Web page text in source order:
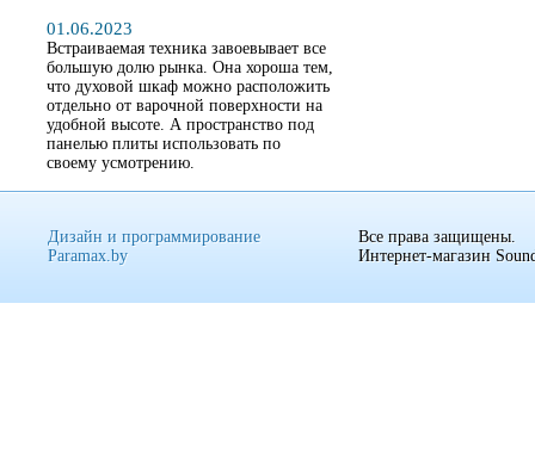
01.06.2023
Встраиваемая техника завоевывает все
большую долю рынка. Она хороша тем,
что духовой шкаф можно расположить
отдельно от варочной поверхности на
удобной высоте. А пространство под
панелью плиты использовать по
своему усмотрению.
Дизайн и программирование
Paramax.by
Все права защищены.
Интернет-магазин